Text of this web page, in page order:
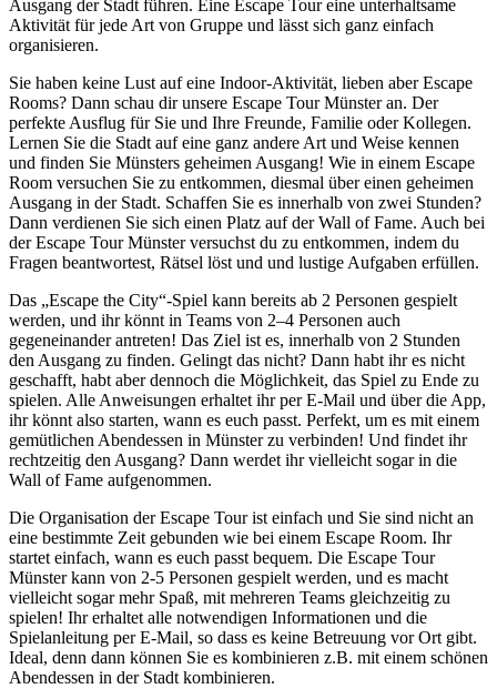
Ausgang der Stadt führen. Eine Escape Tour eine unterhaltsame
Aktivität für jede Art von Gruppe und lässt sich ganz einfach
organisieren.
Sie haben keine Lust auf eine Indoor-Aktivität, lieben aber Escape
Rooms? Dann schau dir unsere Escape Tour Münster an. Der
perfekte Ausflug für Sie und Ihre Freunde, Familie oder Kollegen.
Lernen Sie die Stadt auf eine ganz andere Art und Weise kennen
und finden Sie Münsters geheimen Ausgang! Wie in einem Escape
Room versuchen Sie zu entkommen, diesmal über einen geheimen
Ausgang in der Stadt. Schaffen Sie es innerhalb von zwei Stunden?
Dann verdienen Sie sich einen Platz auf der Wall of Fame. Auch bei
der Escape Tour Münster versuchst du zu entkommen, indem du
Fragen beantwortest, Rätsel löst und und lustige Aufgaben erfüllen.
Das „Escape the City“-Spiel kann bereits ab 2 Personen gespielt
werden, und ihr könnt in Teams von 2–4 Personen auch
gegeneinander antreten! Das Ziel ist es, innerhalb von 2 Stunden
den Ausgang zu finden. Gelingt das nicht? Dann habt ihr es nicht
geschafft, habt aber dennoch die Möglichkeit, das Spiel zu Ende zu
spielen. Alle Anweisungen erhaltet ihr per E-Mail und über die App,
ihr könnt also starten, wann es euch passt. Perfekt, um es mit einem
gemütlichen Abendessen in Münster zu verbinden! Und findet ihr
rechtzeitig den Ausgang? Dann werdet ihr vielleicht sogar in die
Wall of Fame aufgenommen.
Die Organisation der Escape Tour ist einfach und Sie sind nicht an
eine bestimmte Zeit gebunden wie bei einem Escape Room. Ihr
startet einfach, wann es euch passt bequem. Die Escape Tour
Münster kann von 2-5 Personen gespielt werden, und es macht
vielleicht sogar mehr Spaß, mit mehreren Teams gleichzeitig zu
spielen! Ihr erhaltet alle notwendigen Informationen und die
Spielanleitung per E-Mail, so dass es keine Betreuung vor Ort gibt.
Ideal, denn dann können Sie es kombinieren z.B. mit einem schönen
Abendessen in der Stadt kombinieren.